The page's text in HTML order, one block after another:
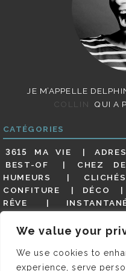
We value your
We use cookies to
experience, serve
JE M’APPELLE
COLLIN
QUI A
CATÉGORIES
3615 MA VIE
BEST-OF
CHEZ
HUMEURS
CONFITURE
DÉCO
RÊVE
MES ADRESSES
GUIDE
PARIS EN
REVUE DE PRESSE